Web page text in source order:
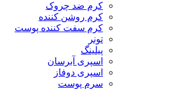
کرم ضد چروک
کرم روشن کننده
کرم سفت کننده پوست
تونر
پیلینگ
اسپری آبرسان
اسپری دوفاز
سرم پوست